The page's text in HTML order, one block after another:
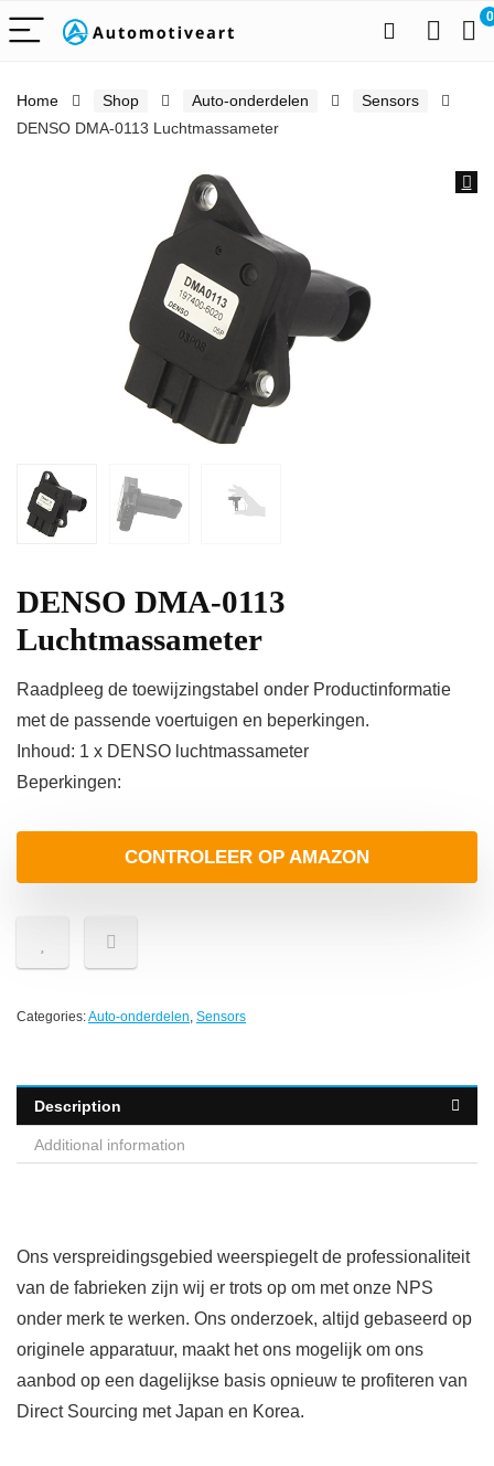
0
Home Shop Auto-onderdelen
Sensors
DENSO DMA-0113 Luchtmassameter
DENSO DMA-0113
Luchtmassameter
Raadpleeg de toewijzingstabel onder Productinformatie
met de passende voertuigen en beperkingen.
Inhoud: 1 x DENSO luchtmassameter
Beperkingen:
CONTROLEER OP AMAZON
Categories:Auto-onderdelen, Sensors
Description
Additional information
Ons verspreidingsgebied weerspiegelt de professionaliteit
van de fabrieken zijn wij er trots op om met onze NPS
onder merk te werken. Ons onderzoek, altijd gebaseerd op
originele apparatuur, maakt het ons mogelijk om ons
aanbod op een dagelijkse basis opnieuw te profiteren van
Direct Sourcing met Japan en Korea.